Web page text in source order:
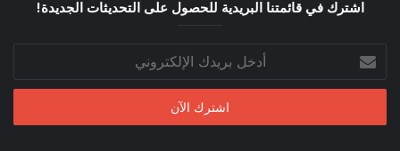
اشترك في قائمتنا البريدية للحصول على التحديثات الجديدة!
بريدك
الإلكتروني